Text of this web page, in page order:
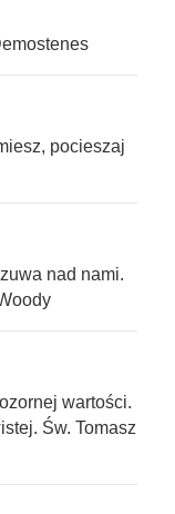
pocieszaj
nad nami.
wartości.
Św. Tomasz